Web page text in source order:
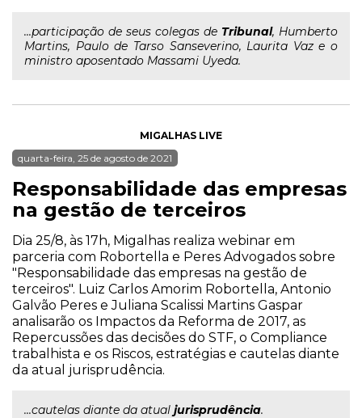
...participação de seus colegas de Tribunal, Humberto
Martins, Paulo de Tarso Sanseverino, Laurita Vaz e o
ministro aposentado Massami Uyeda.
MIGALHAS LIVE
quarta-feira, 25 de agosto de 2021
Responsabilidade das empresas
na gestão de terceiros
Dia 25/8, às 17h, Migalhas realiza webinar em
parceria com Robortella e Peres Advogados sobre
"Responsabilidade das empresas na gestão de
terceiros". Luiz Carlos Amorim Robortella, Antonio
Galvão Peres e Juliana Scalissi Martins Gaspar
analisarão os Impactos da Reforma de 2017, as
Repercussões das decisões do STF, o Compliance
trabalhista e os Riscos, estratégias e cautelas diante
da atual jurisprudência.
...cautelas diante da atual jurisprudência.